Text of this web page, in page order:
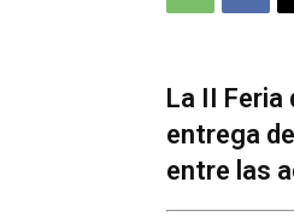
La II Feria
entrega
entre las